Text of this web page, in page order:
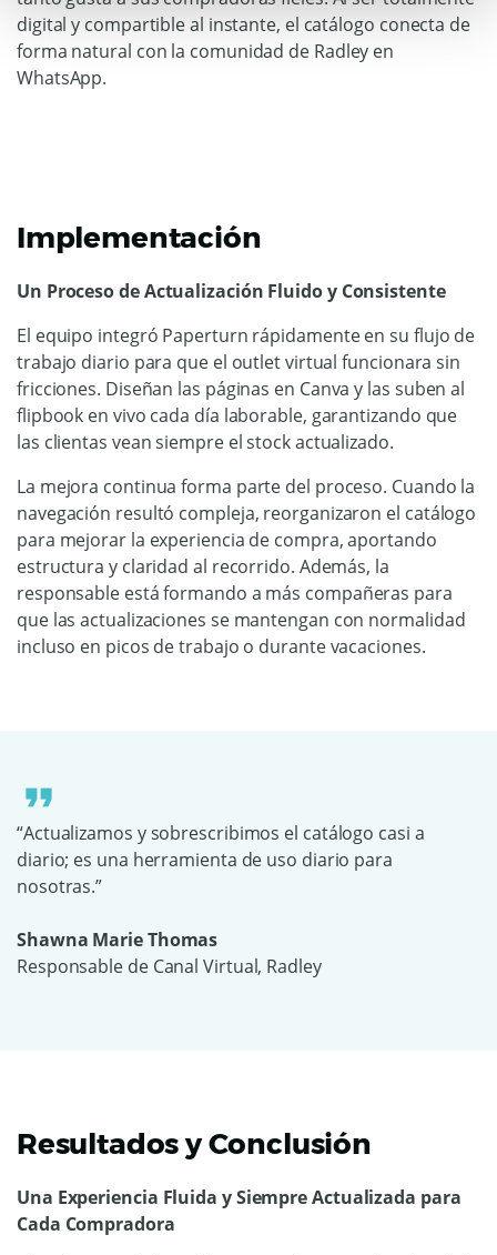
digital y compartible al instante, el catálogo conecta de
forma natural con la comunidad de Radley en
WhatsApp.
Implementación
Un Proceso de Actualización Fluido y Consistente
El equipo integró Paperturn rápidamente en su flujo de
trabajo diario para que el outlet virtual funcionara sin
fricciones. Diseñan las páginas en Canva y las suben al
flipbook en vivo cada día laborable, garantizando que
las clientas vean siempre el stock actualizado.
La mejora continua forma parte del proceso. Cuando la
navegación resultó compleja, reorganizaron el catálogo
para mejorar la experiencia de compra, aportando
estructura y claridad al recorrido. Además, la
responsable está formando a más compañeras para
que las actualizaciones se mantengan con normalidad
incluso en picos de trabajo o durante vacaciones.
“Actualizamos y sobrescribimos el catálogo casi a
diario; es una herramienta de uso diario para
nosotras.”
Shawna Marie Thomas
Responsable de Canal Virtual, Radley
Resultados y Conclusión
Una Experiencia Fluida y Siempre Actualizada para
Cada Compradora